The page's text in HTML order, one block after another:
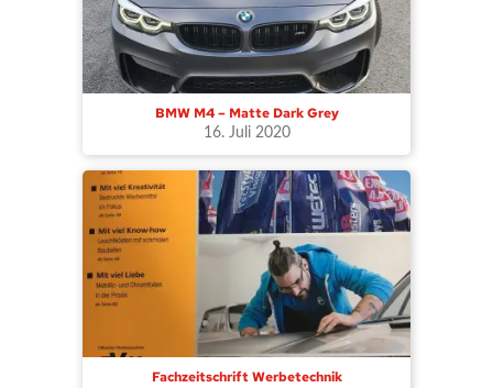
geöffnet)
BMW M4 – Matte Dark Grey
16. Juli 2020
Fachzeitschrift Werbetechnik